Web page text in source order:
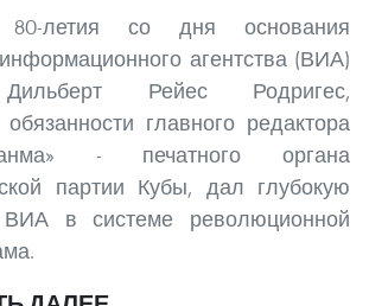
летия со дня основания
агентства (ВИА)
Рейес Родригес,
главного редактора
- печатного органа
партии Кубы, дал глубокую
в системе революционной